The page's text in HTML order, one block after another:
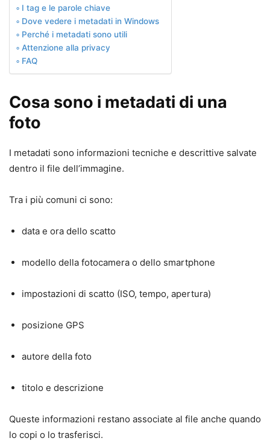
I tag e le parole chiave
Dove vedere i metadati in Windows
Perché i metadati sono utili
Attenzione alla privacy
FAQ
Cosa sono i metadati di una
foto
I metadati sono informazioni tecniche e descrittive salvate
dentro il file dell’immagine.
Tra i più comuni ci sono:
data e ora dello scatto
modello della fotocamera o dello smartphone
impostazioni di scatto (ISO, tempo, apertura)
posizione GPS
autore della foto
titolo e descrizione
Queste informazioni restano associate al file anche quando
lo copi o lo trasferisci.